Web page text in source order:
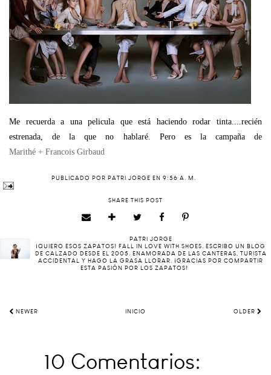
Me recuerda a una pelicula que está haciendo rodar tinta....recién
estrenada, de la que no hablaré. Pero es la campaña de
Marithé + Francois Girbaud
PUBLICADO POR PATRI JORGE EN 9:56 A. M.
SHARE THIS POST
PATRI JORGE
¡QUIERO ESOS ZAPATOS! FALL IN LOVE WITH SHOES. ESCRIBO UN BLOG
DE CALZADO DESDE EL 2005. ENAMORADA DE LAS CANTERAS, TURISTA
ACCIDENTAL Y HAGO LA GRASA LLORAR. ¡GRACIAS POR COMPARTIR
ESTA PASIÓN POR LOS ZAPATOS!
NEWER INICIO OLDER
10 Comentarios: